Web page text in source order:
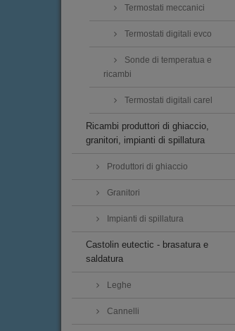
Termostati meccanici
Termostati digitali evco
Sonde di temperatua e
ricambi
Termostati digitali carel
Ricambi produttori di ghiaccio,
granitori, impianti di spillatura
Produttori di ghiaccio
Granitori
Impianti di spillatura
Castolin eutectic - brasatura e
saldatura
Leghe
Cannelli